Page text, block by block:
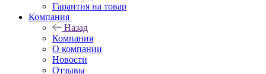
Гарантия на товар
Компания
Назад
Компания
О компании
Новости
Отзывы